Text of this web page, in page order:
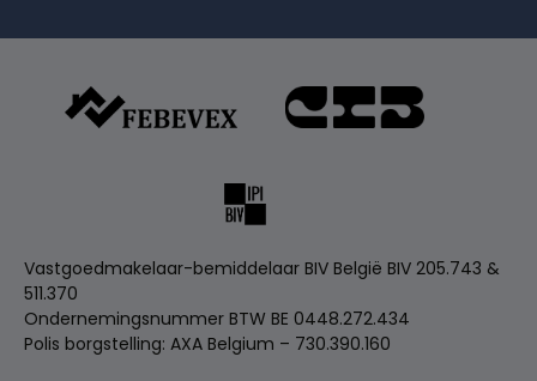
Vastgoedmakelaar-bemiddelaar BIV België BIV 205.743 &
511.370
Ondernemingsnummer BTW BE 0448.272.434
Polis borgstelling: AXA Belgium – 730.390.160